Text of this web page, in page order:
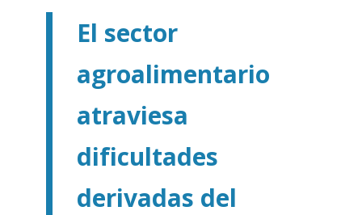
El sector
agroalimentario
atraviesa
dificultades
derivadas del